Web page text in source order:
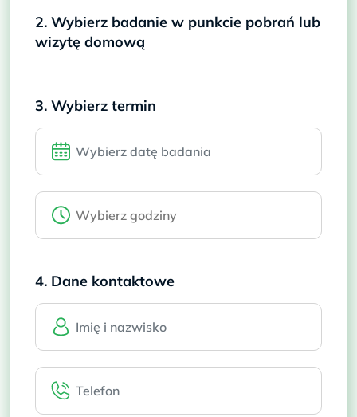
2. Wybierz badanie w punkcie pobrań lub
wizytę domową
3. Wybierz termin
4. Dane kontaktowe